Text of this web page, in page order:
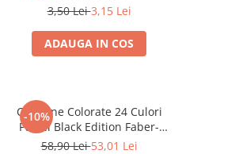
3,50 Lei3,15 Lei
ADAUGA IN COS
-10%
Creioane Colorate 24 Culori
Pastel Black Edition Faber-
Castell
58,90 Lei53,01 Lei